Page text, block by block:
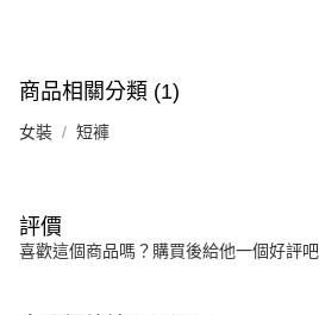
商品相關分類 (1)
女裝 短褲
評價
喜歡這個商品嗎？購買後給他一個好評吧